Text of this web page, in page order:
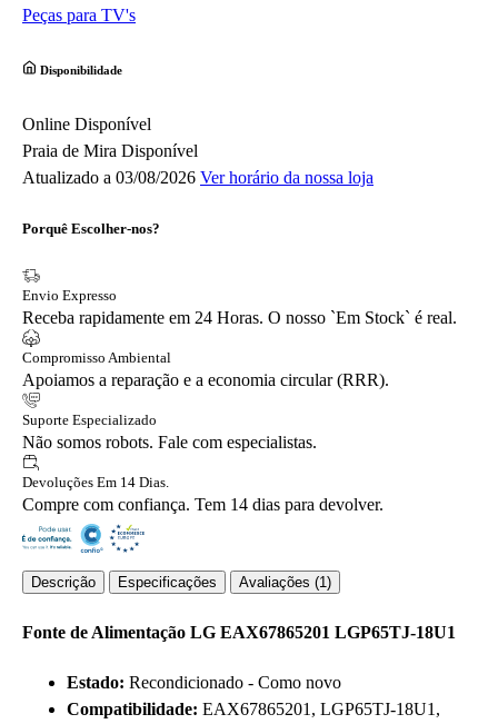
Peças para TV's
Disponibilidade
Online Disponível
Praia de Mira Disponível
Atualizado a 03/08/2026 Ver horário da nossa loja
Porquê Escolher-nos?
Envio Expresso
Receba rapidamente em 24 Horas. O nosso `Em Stock` é real.
Compromisso Ambiental
Apoiamos a reparação e a economia circular (RRR).
Suporte Especializado
Não somos robots. Fale com especialistas.
Devoluções Em 14 Dias.
Compre com confiança. Tem 14 dias para devolver.
Descrição Especificações Avaliações (1)
Fonte de Alimentação LG EAX67865201 LGP65TJ-18U1
Estado: Recondicionado - Como novo
Compatibilidade: EAX67865201, LGP65TJ-18U1,